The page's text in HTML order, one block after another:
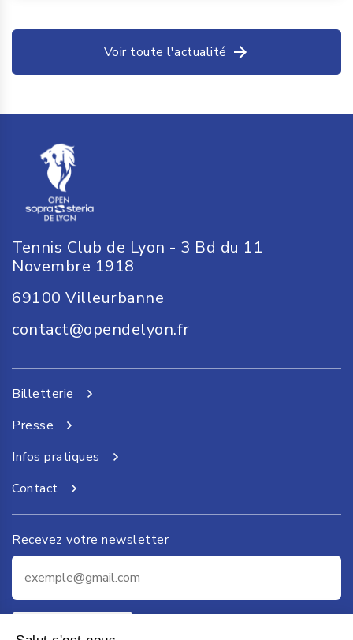
Voir toute l'actualité
Tennis Club de Lyon - 3 Bd du 11
Novembre 1918
69100 Villeurbanne
contact@opendelyon.fr
Billetterie
Presse
Infos pratiques
Contact
Recevez votre newsletter
Je m'inscris